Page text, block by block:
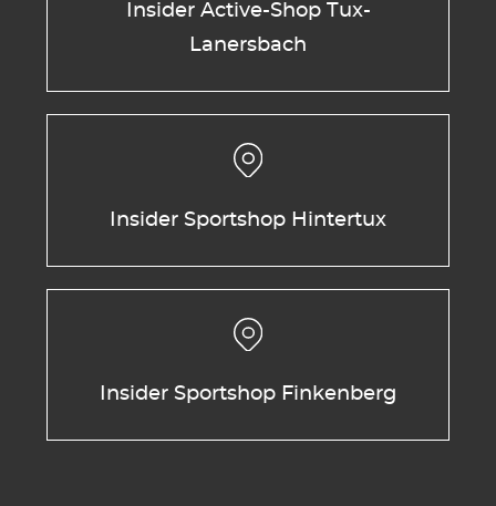
Insider Active-Shop Tux-
Lanersbach
Insider Sportshop Hintertux
Insider Sportshop Finkenberg